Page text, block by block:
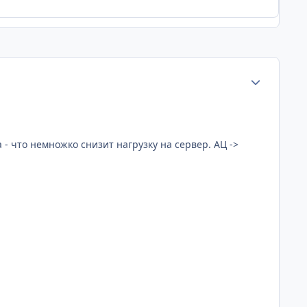
что немножко снизит нагрузку на сервер. АЦ ->